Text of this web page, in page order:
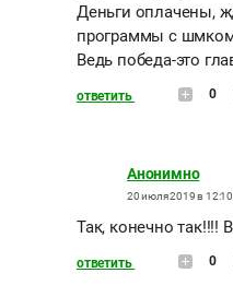
Деньги оплачены,
программы с
Ведь победа-это
ответить 0
Анонимно
20 июля 2019 в 12:10
Так, конечно так!!!!
ответить 0